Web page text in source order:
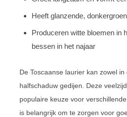
Heeft glanzende,
Produceren witte bloemen in
bessen in het najaar
De Toscaanse laurier kan zowel
halfschaduw gedijen. Deze
populaire keuze voor
is belangrijk om te zorgen voor